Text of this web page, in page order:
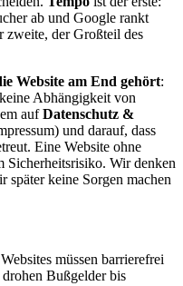
ab und Google rankt
zweite, der Großteil des
Website am End gehört:
Abhängigkeit von
aufDatenschutz &
und darauf, dass
Eine Website ohne
Sicherheitsrisiko. Wir denken
keine Sorgen machen
müssen barrierefrei
Bußgelder bis